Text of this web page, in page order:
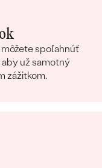
môžete spoľahnúť
aby už samotný
zážitkom.